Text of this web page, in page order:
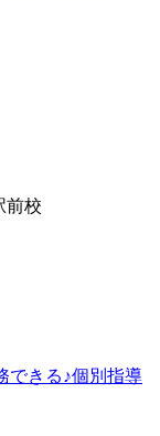
校
できる♪個別指導